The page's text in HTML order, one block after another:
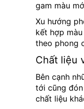
gam màu
Xu hướng
kết hợp
theo phong
Chất liệu
Bên cạnh
tới cũng
chất liệu